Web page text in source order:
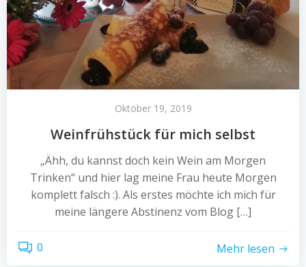
Oktober 19, 2019
Weinfrühstück für mich selbst
„Ähh, du kannst doch kein Wein am Morgen
Trinken“ und hier lag meine Frau heute Morgen
komplett falsch :). Als erstes möchte ich mich für
meine längere Abstinenz vom Blog […]
0 Mehr lesen